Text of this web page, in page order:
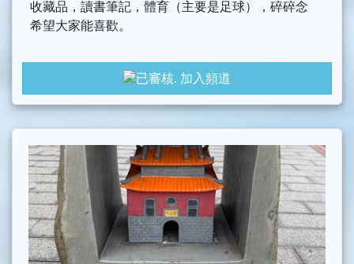
收藏品，讀書筆記，體育（主要是足球），碎碎念
希望大家能喜歡。
加入頻道